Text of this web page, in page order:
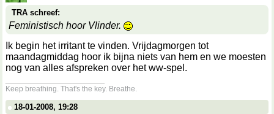
TRA schreef:
Feministisch hoor Vlinder.
Ik begin het irritant te vinden. Vrijdagmorgen tot
maandagmiddag hoor ik bijna niets van hem en we moesten
nog van alles afspreken over het ww-spel.
Keep breathing. That's the key. Breathe.
18-01-2008, 19:28